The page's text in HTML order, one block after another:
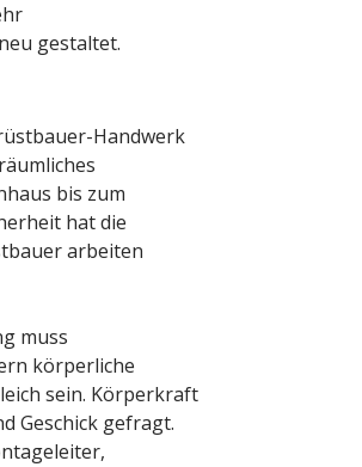
gestaltet.
Handwerk
bis zum
hat die
arbeiten
muss
körperliche
sein. Körperkraft
Geschick gefragt.